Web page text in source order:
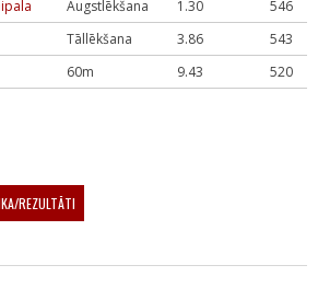
Augstlēkšana 1.30
546
Tāllēkšana 3.86
543
60m 9.43 520
REZULTĀTI